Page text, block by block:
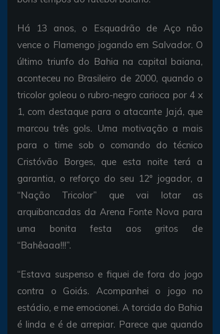
Há 13 anos, o Esquadrão de Aço não
vence o Flamengo jogando em Salvador. O
último triunfo do Bahia na capital baiana,
aconteceu no Brasileiro de 2000, quando o
tricolor goleou o rubro-negro carioca por 4 x
1, com destaque para o atacante Jajá, que
marcou três gols. Uma motivação a mais
para o time sob o comando do técnico
Cristóvão Borges, que esta noite terá a
garantia, o reforço do seu 12º jogador, a
“Nação Tricolor” que vai lotar as
arquibancadas da Arena Fonte Nova para
uma bonita festa aos gritos de
“Bahêaaa!!!”.
“Estava suspenso e fiquei de fora do jogo
contra o Goiás. Acompanhei o jogo no
estádio, e me emocionei. A torcida do Bahia
é linda e é de arrepiar. Parece que quando